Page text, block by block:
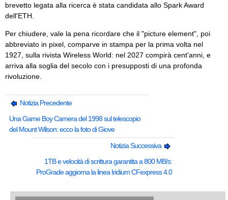
brevetto legata alla ricerca è stata candidata allo Spark Award
dell'ETH.
Per chiudere, vale la pena ricordare che il "picture element", poi
abbreviato in pixel, comparve in stampa per la prima volta nel
1927, sulla rivista Wireless World: nel 2027 compirà cent'anni, e
arriva alla soglia del secolo con i presupposti di una profonda
rivoluzione.
Notizia Precedente
Una Game Boy Camera del 1998 sul telescopio
del Mount Wilson: ecco la foto di Giove
Notizia Successiva
1TB e velocità di scrittura garantita a 800 MB/s:
ProGrade aggiorna la linea Iridium CFexpress 4.0